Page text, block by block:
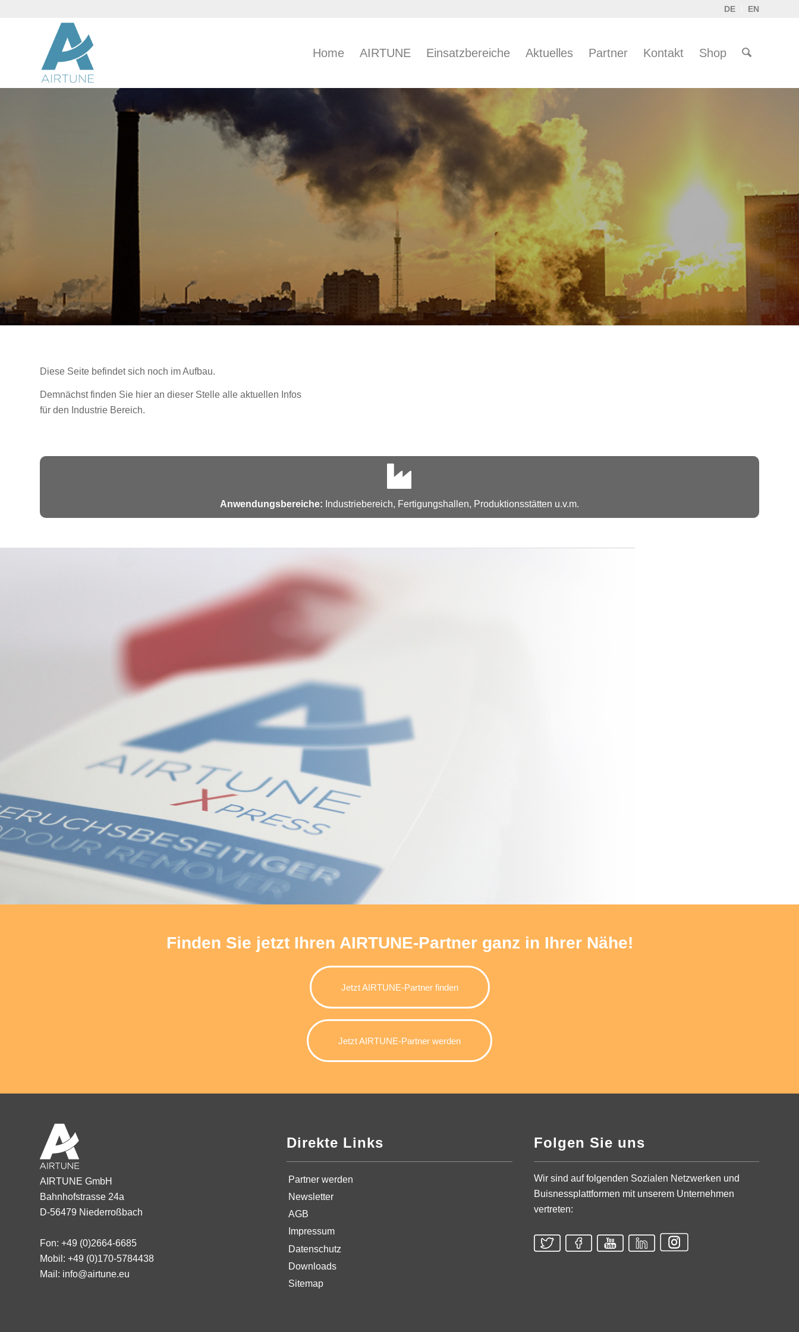
DE EN
Home AIRTUNE Einsatzbereiche Aktuelles Partner Kontakt Shop
AIRTUNE INDUSTRY
Frische Luft statt schlechtem Duft!
Diese Seite befindet sich noch im Aufbau.
Demnächst finden Sie hier an dieser Stelle alle aktuellen Infos
für den Industrie Bereich.
Anwendungsbereiche: Industriebereich, Fertigungshallen, Produktionsstätten u.v.m.
Finden Sie jetzt Ihren AIRTUNE-Partner ganz in Ihrer Nähe!
Jetzt AIRTUNE-Partner finden
Jetzt AIRTUNE-Partner werden
AIRTUNE GmbH
Bahnhofstrasse 24a
D-56479 Niederroßbach
Fon: +49 (0)2664-6685
Mobil: +49 (0)170-5784438
Mail: info@airtune.eu
Direkte Links
Partner werden
Newsletter
AGB
Impressum
Datenschutz
Downloads
Sitemap
Folgen Sie uns
Wir sind auf folgenden Sozialen Netzwerken und
Buisnessplattformen mit unserem Unternehmen
vertreten: